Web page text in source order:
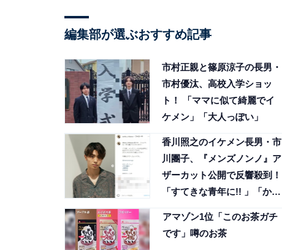
編集部が選ぶおすすめ記事
市村正親と篠原涼子の長男・
市村優汰、高校入学ショッ
ト！ 「ママに似て綺麗でイ
ケメン」「大人っぽい」
香川照之のイケメン長男・市
川團子、『メンズノンノ』ア
ザーカット公開で反響殺到！
「すてきな青年に!! 」「かっ
アマゾン1位「このお茶ガチ
です」噂のお茶